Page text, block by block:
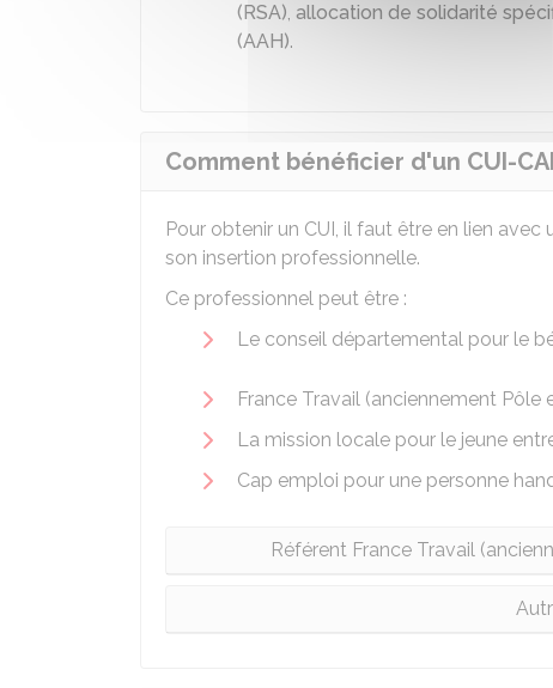
(RSA), allocation de solidarité
(AAH).
Comment bénéficier d'un CUI-
Pour obtenir un CUI, il faut être en lien
son insertion professionnelle.
Ce professionnel peut être :
Le conseil départemental pour le
France Travail (anciennement
La mission locale pour le jeune
Cap emploi pour une personne
Référent France Travail